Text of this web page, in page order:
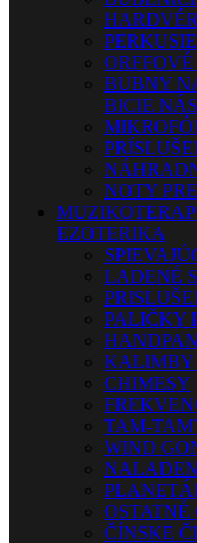
PERKUSIE
BUBNY
BICIE
NOTY
EZOTERIKA
LADENÉ
PALIČKY
KALIMBY
CHIMESY
TAM-
WIND
OSTATNÉ
ČÍNSKE